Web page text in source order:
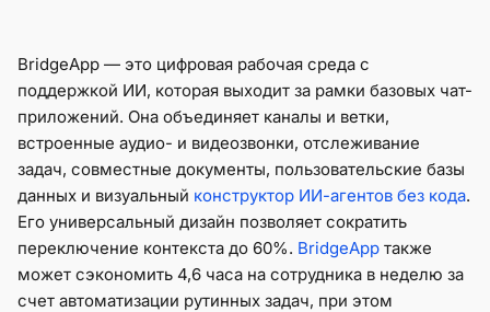
BridgeApp — это цифровая рабочая среда с
поддержкой ИИ, которая выходит за рамки базовых чат-
приложений. Она объединяет каналы и ветки,
встроенные аудио- и видеозвонки, отслеживание
задач, совместные документы, пользовательские базы
данных и визуальный конструктор ИИ-агентов без кода.
Его универсальный дизайн позволяет сократить
переключение контекста до 60%. BridgeApp также
может сэкономить 4,6 часа на сотрудника в неделю за
счет автоматизации рутинных задач, при этом